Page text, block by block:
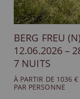
BERG FREU
12.06.2026 –
7 NUITS
À PARTIR DE 1036 €
PAR PERSONNE